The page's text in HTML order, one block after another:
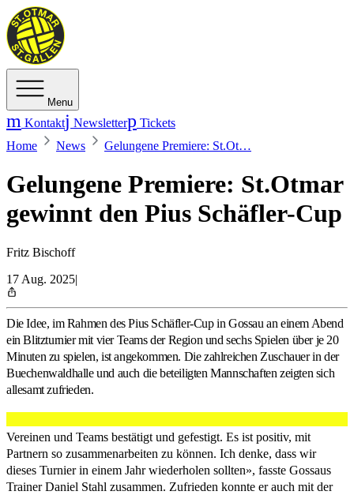
Menu
Kontakt Newsletter
Tickets
Home
News Gelungene Premiere: St.Ot…
Gelungene Premiere: St.Otmar
gewinnt den Pius Schäfler-Cup
Fritz Bischoff
17 Aug. 2025|
Die Idee, im Rahmen des Pius Schäfler-Cup in Gossau an einem Abend
ein Blitzturnier mit vier Teams der Region und sechs Spielen über je 20
Minuten zu spielen, ist angekommen. Die zahlreichen Zuschauer in der
Buechenwaldhalle und auch die beteiligten Mannschaften zeigten sich
allesamt zufrieden.
Vereinen und Teams bestätigt und gefestigt. Es ist positiv, mit
Partnern so zusammenarbeiten zu können. Ich denke, dass wir
dieses Turnier in einem Jahr wiederholen sollten», fasste Gossaus
Trainer Daniel Stahl zusammen. Zufrieden konnte er auch mit der